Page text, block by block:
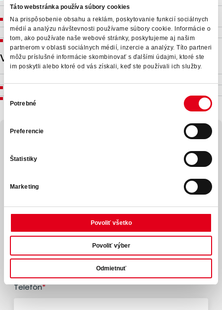
Táto webstránka používa súbory cookies
Na prispôsobenie obsahu a reklám, poskytovanie funkcií sociálnych
médií a analýzu návštevnosti používame súbory cookie. Informácie o
tom, ako používate naše webové stránky, poskytujeme aj našim
partnerom v oblasti sociálnych médií, inzercie a analýzy. Títo partneri
môžu príslušné informácie skombinovať s ďalšími údajmi, ktoré ste
im poskytli alebo ktoré od vás získali, keď ste používali ich služby.
Výber
súhlasu
Potrebné
Preferencie
Štatistiky
Marketing
Povoliť všetko
Povoliť výber
Odmietnuť
Praxe ze skladu je fajn, ale rádi zaučíme i šikovného
nováčka
Vhodné pro absolventy
Vzdelanie
Priezvisko*
Telefón*